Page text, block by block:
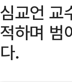
심교언 교
적하며
다.